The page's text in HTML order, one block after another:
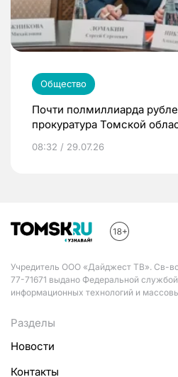
Общество
Почти полмиллиарда
прокуратура Томской
08:32 / 29.07.26
Учредитель ООО «Дайджест ТВ». Св-
77-71671 выдано Федеральной
информационных технологий и
Разделы
Новости
Контакты